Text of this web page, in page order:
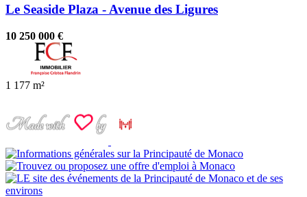
Le Seaside Plaza - Avenue des Ligures
10 250 000 €
1 177 m²